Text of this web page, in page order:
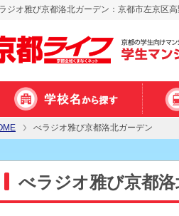
ジオ雅び京都洛北ガーデン：京都市左京区
べラジオ雅び京都洛北ガーデン
べラジオ雅び京都